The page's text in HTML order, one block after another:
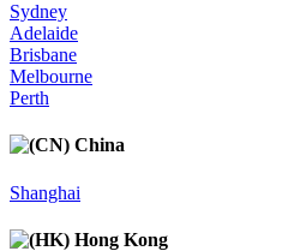
Sydney
Adelaide
Brisbane
Melbourne
Perth
China
Shanghai
Hong Kong